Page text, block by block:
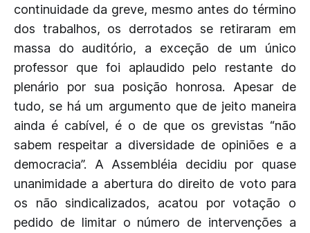
continuidade da greve, mesmo antes do término
dos trabalhos, os derrotados se retiraram em
massa do auditório, a exceção de um único
professor que foi aplaudido pelo restante do
plenário por sua posição honrosa. Apesar de
tudo, se há um argumento que de jeito maneira
ainda é cabível, é o de que os grevistas “não
sabem respeitar a diversidade de opiniões e a
democracia”. A Assembléia decidiu por quase
unanimidade a abertura do direito de voto para
os não sindicalizados, acatou por votação o
pedido de limitar o número de intervenções a